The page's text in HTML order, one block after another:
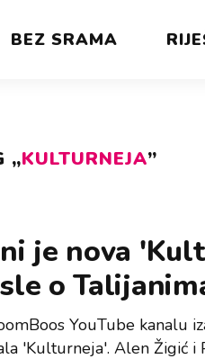
BEZ SRAMA
„KULTURNEJA”
je nova
o
YouTube kanalu
'Kulturneja'. Alen Žigić i